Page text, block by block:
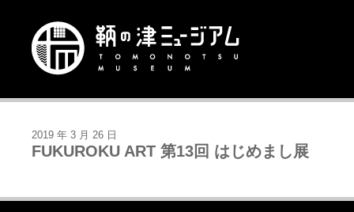
2019 年 3 月 26 日
FUKUROKU ART 第13回 はじめまし展